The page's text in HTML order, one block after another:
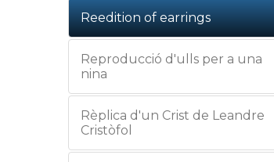
Reedition of earrings
Reproducció d'ulls per a una
nina
Rèplica d'un Crist de Leandre
Cristòfol